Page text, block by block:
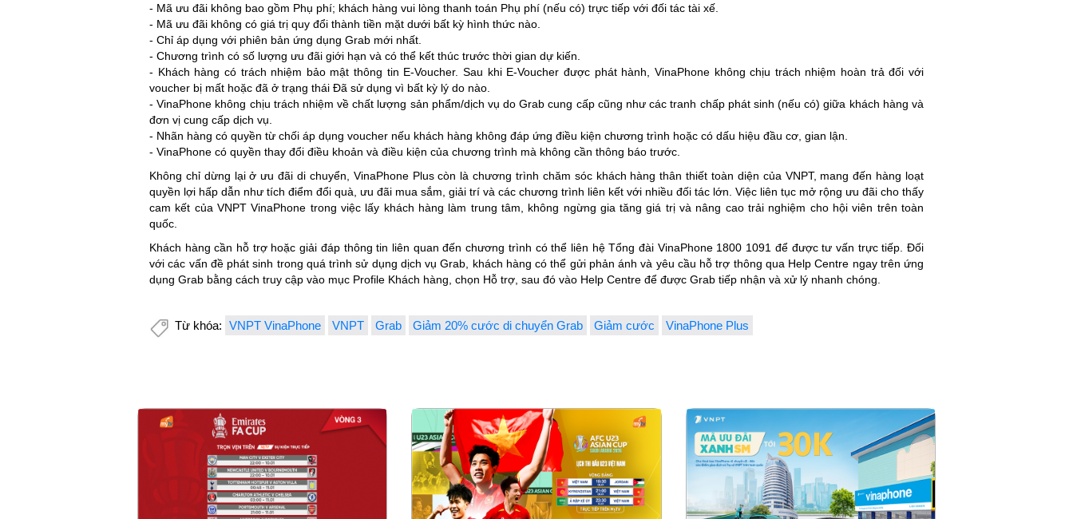
- Mã ưu đãi không bao gồm Phụ phí; khách hàng vui lòng thanh toán Phụ phí (nếu có) trực tiếp với đối tác tài xế.
- Mã ưu đãi không có giá trị quy đổi thành tiền mặt dưới bất kỳ hình thức nào.
- Chỉ áp dụng với phiên bản ứng dụng Grab mới nhất.
- Chương trình có số lượng ưu đãi giới hạn và có thể kết thúc trước thời gian dự kiến.
- Khách hàng có trách nhiệm bảo mật thông tin E-Voucher. Sau khi E-Voucher được phát hành, VinaPhone không chịu trách nhiệm hoàn trả đối với
voucher bị mất hoặc đã ở trạng thái Đã sử dụng vì bất kỳ lý do nào.
- VinaPhone không chịu trách nhiệm về chất lượng sản phẩm/dịch vụ do Grab cung cấp cũng như các tranh chấp phát sinh (nếu có) giữa khách hàng và
đơn vị cung cấp dịch vụ.
- Nhãn hàng có quyền từ chối áp dụng voucher nếu khách hàng không đáp ứng điều kiện chương trình hoặc có dấu hiệu đầu cơ, gian lận.
- VinaPhone có quyền thay đổi điều khoản và điều kiện của chương trình mà không cần thông báo trước.
Không chỉ dừng lại ở ưu đãi di chuyển, VinaPhone Plus còn là chương trình chăm sóc khách hàng thân thiết toàn diện của VNPT, mang đến hàng loạt
quyền lợi hấp dẫn như tích điểm đổi quà, ưu đãi mua sắm, giải trí và các chương trình liên kết với nhiều đối tác lớn. Việc liên tục mở rộng ưu đãi cho thấy
cam kết của VNPT VinaPhone trong việc lấy khách hàng làm trung tâm, không ngừng gia tăng giá trị và nâng cao trải nghiệm cho hội viên trên toàn
quốc.
Khách hàng cần hỗ trợ hoặc giải đáp thông tin liên quan đến chương trình có thể liên hệ Tổng đài VinaPhone 1800 1091 để được tư vấn trực tiếp. Đối
với các vấn đề phát sinh trong quá trình sử dụng dịch vụ Grab, khách hàng có thể gửi phản ánh và yêu cầu hỗ trợ thông qua Help Centre ngay trên ứng
dụng Grab bằng cách truy cập vào mục Profile Khách hàng, chọn Hỗ trợ, sau đó vào Help Centre để được Grab tiếp nhận và xử lý nhanh chóng.
Từ khóa: VNPT VinaPhone VNPT Grab Giảm 20% cước di chuyển Grab Giảm cước VinaPhone Plus